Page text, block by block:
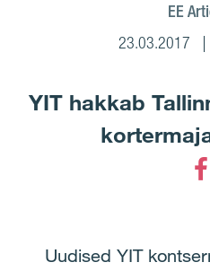
EE
23.03.2017
YIT hakkab
Uudised YIT